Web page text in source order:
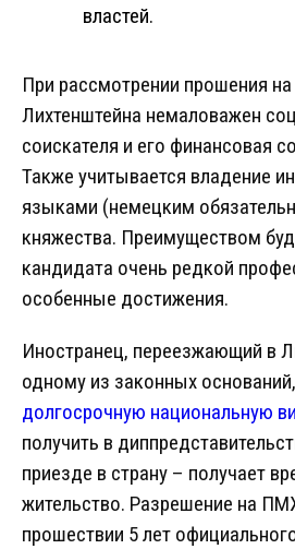
властей.
При рассмотрении прошения
Лихтенштейна немаловажен
соискателя и его финансовая
Также учитывается владение
языками (немецким
княжества. Преимуществом
кандидата очень редкой
особенные достижения.
Иностранец, переезжающий в
одному из законных оснований,
долгосрочную национальную
получить в
приезде в страну – получает
жительство. Разрешение на
прошествии 5 лет